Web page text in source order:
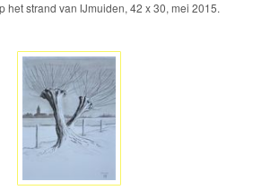
het strand van IJmuiden, 42 x 30, mei 2015.